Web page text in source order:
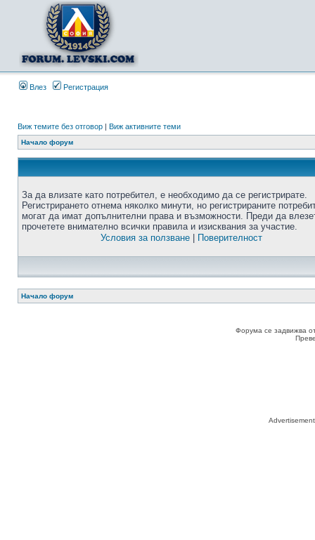
Влез Регистрация
Виж темите без отговор | Виж активните теми
Начало форум
За да влизате като потребител, е необходимо да се регистрирате.
Регистрирането отнема няколко минути, но регистрираните
могат да имат допълнителни права и възможности. Преди да
прочетете внимателно всички правила и изисквания за участие.
Условия за ползване| Поверителност
Начало форум
Форума се задвижва